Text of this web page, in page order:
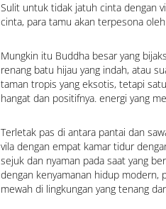
Sulit untuk tidak jatuh cinta dengan
cinta, para tamu akan terpesona
Mungkin itu Buddha besar yang
renang batu hijau yang indah, atau
taman tropis yang eksotis, tetapi
hangat dan positifnya. energi yang
Terletak pas di antara pantai dan
vila dengan empat kamar tidur
sejuk dan nyaman pada saat yang
dengan kenyamanan hidup modern,
mewah di lingkungan yang tenang